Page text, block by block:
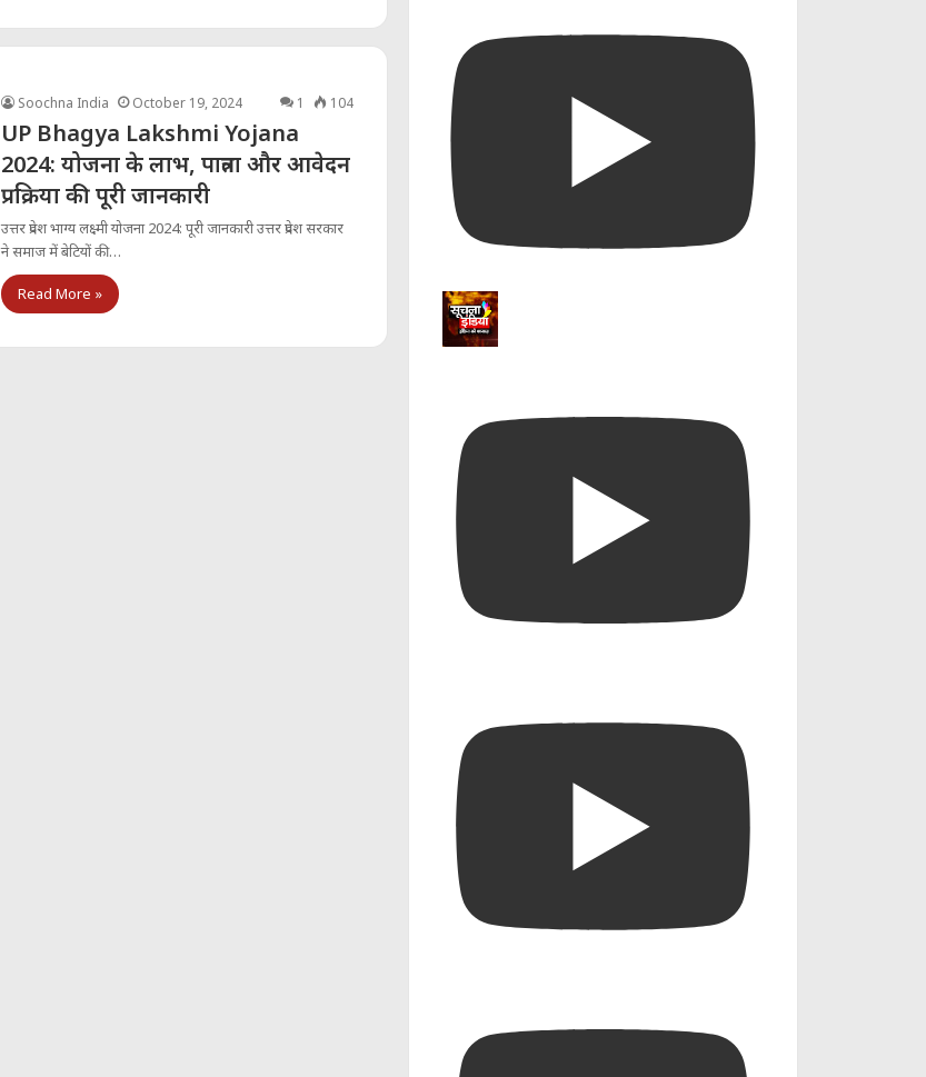
Soochna India October 19, 2024 1 104
UP Bhagya Lakshmi Yojana
2024: योजना के लाभ, पात्रता और आवेदन
प्रक्रिया की पूरी जानकारी
उत्तर प्रदेश भाग्य लक्ष्मी योजना 2024: पूरी जानकारी उत्तर प्रदेश सरकार
ने समाज में बेटियों की…
Read More »